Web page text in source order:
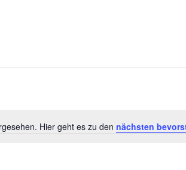
Hinweis
Hier geht es zu den nächsten